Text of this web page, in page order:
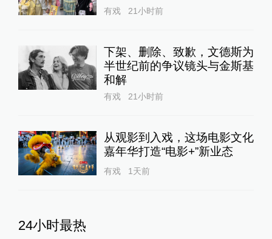
有戏 21小时前
下架、删除、致歉，文德斯为
半世纪前的争议镜头与金斯基
和解
有戏 21小时前
从观影到入戏，这场电影文化
嘉年华打造“电影+”新业态
有戏 1天前
24小时最热